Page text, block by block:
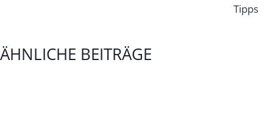
Tipps
ÄHNLICHE BEITRÄGE